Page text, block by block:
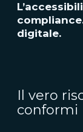
digitale.
Il vero
conformi